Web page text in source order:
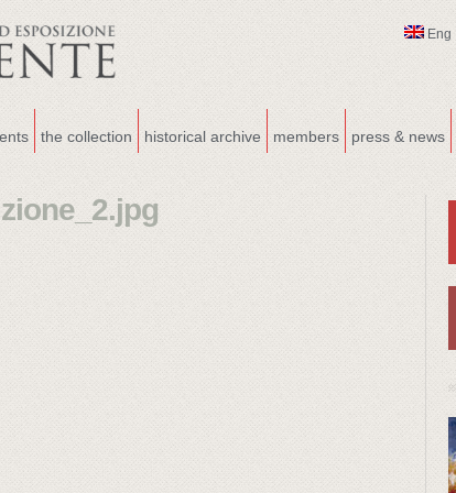
Eng
the collection historical archive members press & news